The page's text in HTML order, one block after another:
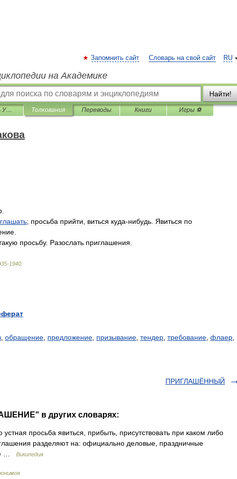
RU
Запомнить сайт Словарь на свой сайт
на Академике
Найти!
Толковый словарь Ушакова Толкования Переводы Книги Игры ⚽
; просьба прийти виться куда-нибудь Явиться по
просьбу. Разослать приглашения
-1940
обращение предложение призывание тендер требование флаер
ПРИГЛАШЁННЫЙ
в других словарях:
просьба явиться, прибыть, присутствовать при каком либо
разделяют на: официально деловые, праздничные
…
Википедия